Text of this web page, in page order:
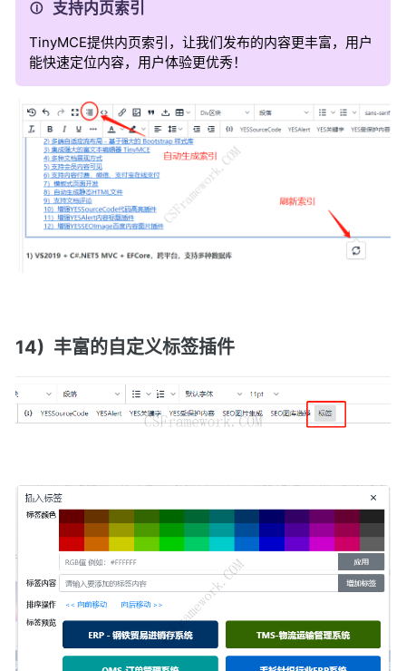
支持内页索引
TinyMCE提供内页索引，让我们发布的内容更丰富，用户
能快速定位内容，用户体验更优秀！
14) 丰富的自定义标签插件